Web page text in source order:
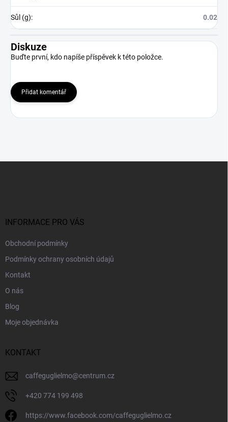
Sůl (g): 0.02
Diskuze
Buďte první, kdo napíše příspěvek k této položce.
Přidat komentář
INFORMACE PRO VÁS
Obchodní podmínky
Podmínky ochrany osobních údajů
Kontakt
O nás
Blog
Moje objednávka
KONTAKT
caffeguglielmo@centrum.cz
+420 774 199 498
https://www.facebook.com/caffeguglielmo.cz